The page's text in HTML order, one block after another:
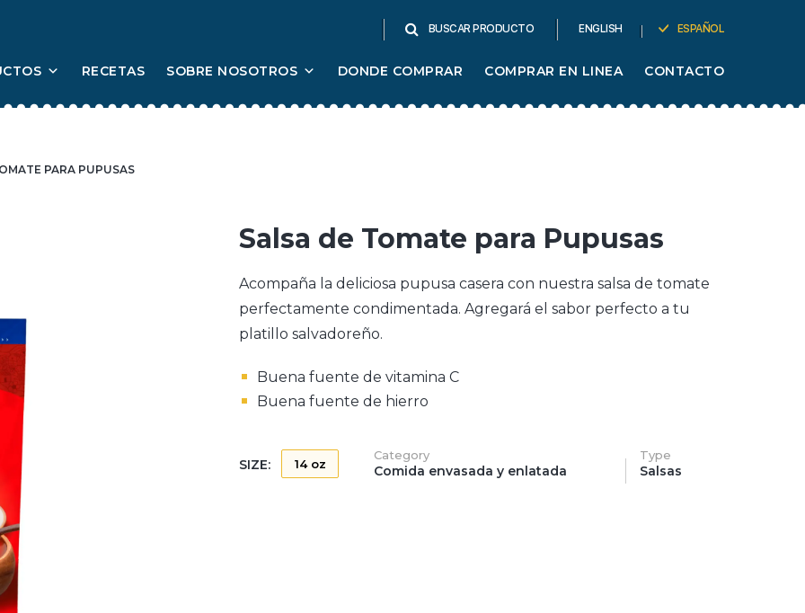
BUSCAR PRODUCTO ENGLISH ESPAÑOL
RECETAS SOBRE NOSOTROS DONDE COMPRAR COMPRAR EN LINEA CONTACTO
PARA PUPUSAS
Salsa de Tomate para Pupusas
Acompaña la deliciosa pupusa casera con nuestra salsa de tomate
perfectamente condimentada. Agregará el sabor perfecto a tu
platillo salvadoreño.
Buena fuente de vitamina C
Buena fuente de hierro
SIZE: 14 oz
Category
Comida envasada y enlatada
Type
Salsas